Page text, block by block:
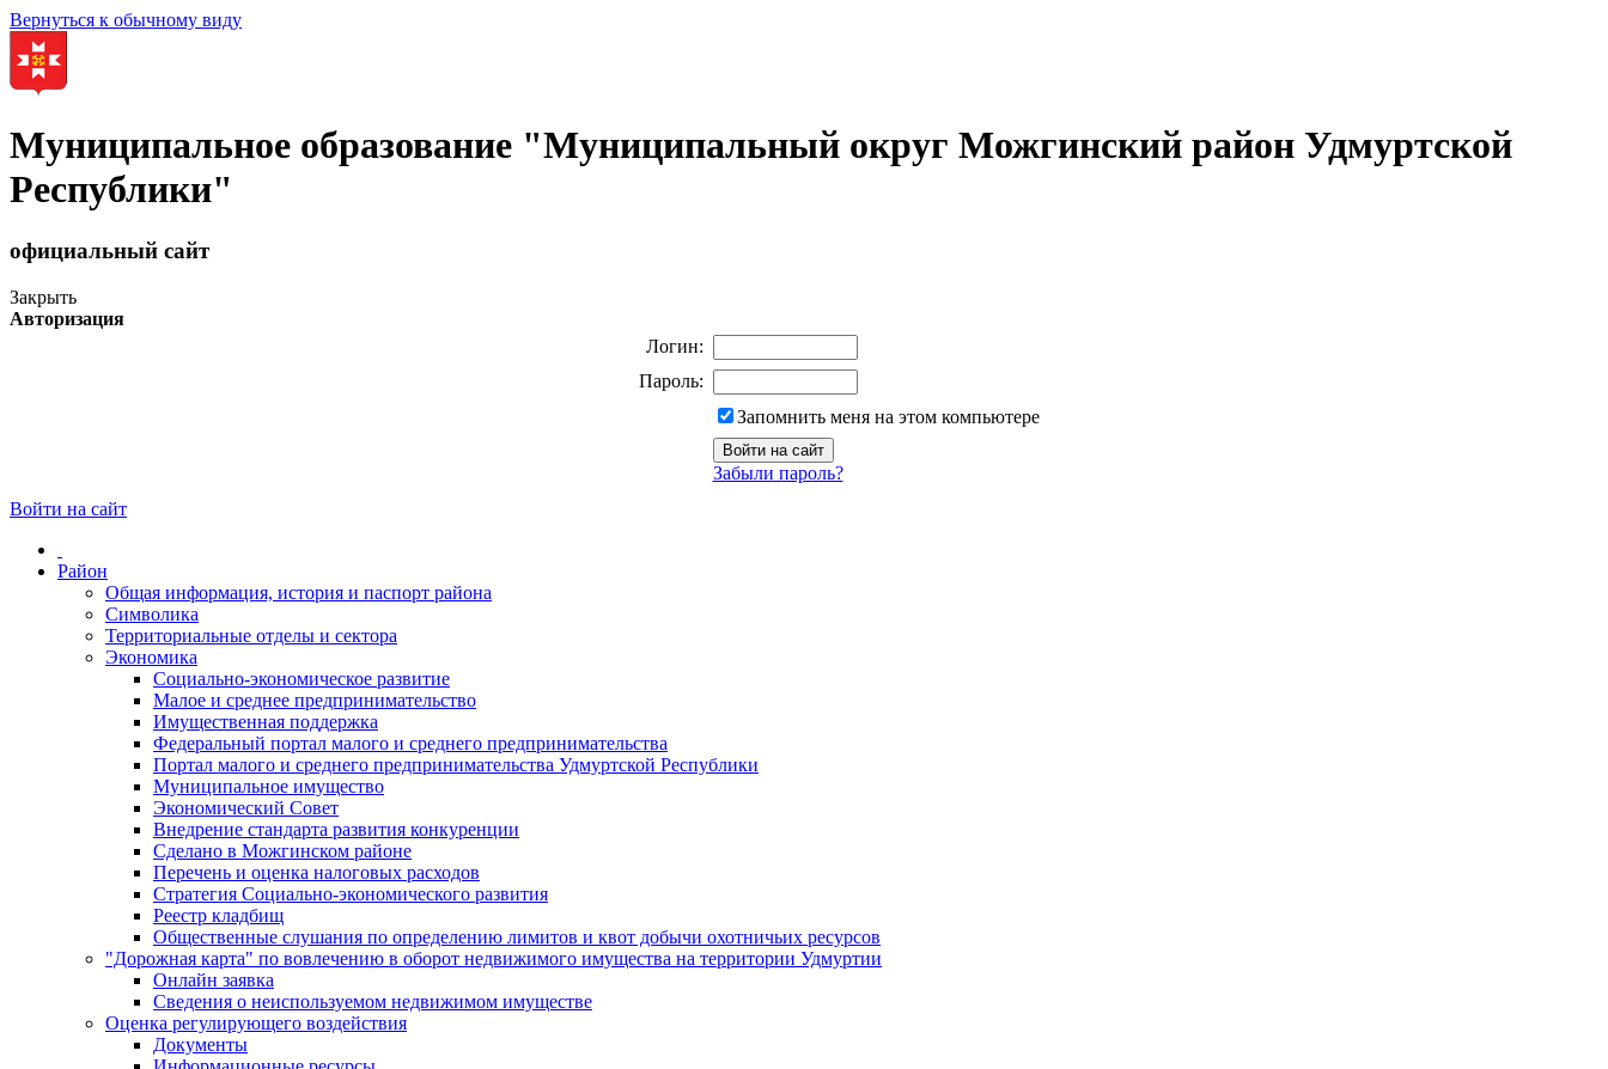
Вернуться к обычному виду
Муниципальное образование "Муниципальный округ Можгинский район Удмуртской
Республики"
официальный сайт
Закрыть
Авторизация
Логин:
Пароль:
Запомнить меня на этом компьютере
Забыли пароль?
Войти на сайт
Район
Общая информация, история и паспорт района
Символика
Территориальные отделы и сектора
Экономика
Социально-экономическое развитие
Малое и среднее предпринимательство
Имущественная поддержка
Федеральный портал малого и среднего предпринимательства
Портал малого и среднего предпринимательства Удмуртской Республики
Муниципальное имущество
Экономический Совет
Внедрение стандарта развития конкуренции
Сделано в Можгинском районе
Перечень и оценка налоговых расходов
Стратегия Социально-экономического развития
Реестр кладбищ
Общественные слушания по определению лимитов и квот добычи охотничьих ресурсов
"Дорожная карта" по вовлечению в оборот недвижимого имущества на территории Удмуртии
Онлайн заявка
Сведения о неиспользуемом недвижимом имуществе
Оценка регулирующего воздействия
Документы